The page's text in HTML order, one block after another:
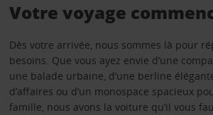
Votre voyage
Dès votre arrivée, nous sommes là pour
besoins. Que vous ayez envie d’une
une balade urbaine, d’une berline
d’affaires ou d’un monospace spacieux
famille, nous avons la voiture qu’il vous